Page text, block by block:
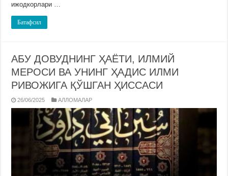
ижодкорлари …
Батафсил
АБУ ДОВУДНИНГ ҲАЁТИ, ИЛМИЙ
МЕРОСИ ВА УНИНГ ҲАДИС ИЛМИ
РИВОЖИГА ҚЎШГАН ҲИССАСИ
26/06/2025 АЛЛОМАЛАР